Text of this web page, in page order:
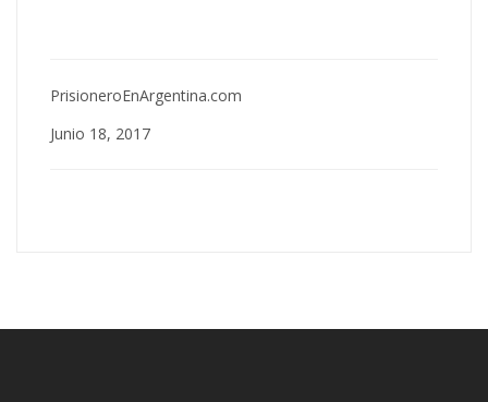
PrisioneroEnArgentina.com
Junio 18, 2017